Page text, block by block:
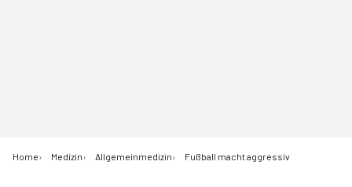
Home Medizin Allgemeinmedizin Fußball macht aggressiv